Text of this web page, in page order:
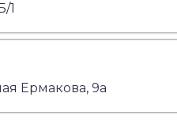
1
Ермакова, 9а